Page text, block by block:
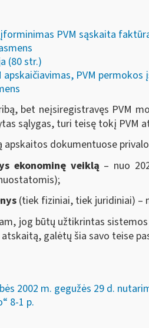
PVM sąskaita
(80 str.)
PVM
bet neįsiregistravęs PVM
sąlygas, turi teisę tokį PVM
apskaitos dokumentuose
ekonominę veiklą – nuo
(tiek fiziniai, tiek juridiniai) –
jog būtų užtikrintas
galėtų šia savo teise
2002 m. gegužės 29 d.
8-1 p.